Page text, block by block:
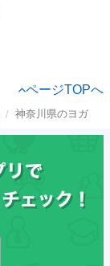
ページTOPへ
神奈川県のヨガ